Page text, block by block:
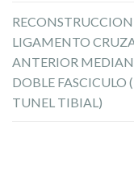
RECONSTRUCCION
LIGAMENTO
ANTERIOR
DOBLE FASCICULO
TUNEL TIBIAL)